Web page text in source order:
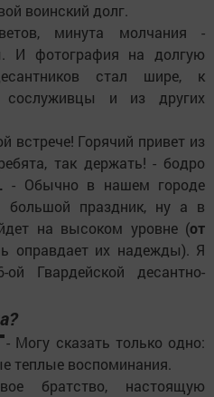
воинский долг.
минута молчания -
И фотография на долгую
стал шире, к
сослуживцы и из других
Горячий привет из
так держать! - бодро
- Обычно в нашем городе
праздник, ну а в
на высоком уровне (от
оправдает их надежды). Я
Гвардейской десантно-
- Могу сказать только одно:
теплые воспоминания.
братство, настоящую